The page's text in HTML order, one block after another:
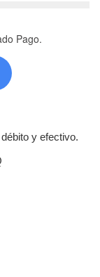
Pago.
y efectivo.